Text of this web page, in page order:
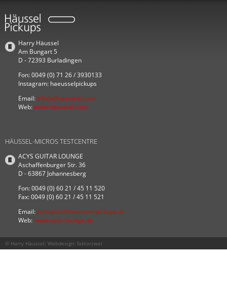
Harry Häussel
Am Bungart 5
D - 72393 Burladingen
Fon: 0049 (0) 71 26 / 3930133
Instagram: haeusselpickups
Email: info(at)haeussel.com
Web:www.haeussel.com
HÄUSSEL-MICROS TESTCENTRE
ACYS GUITAR LOUNGE
Aschaffenburger Str. 36
D - 63867 Johannesberg
Fon: 0049 (0) 60 21 / 45 11 520
Fax: 0049 (0) 60 21 / 45 11 521
Email: pickups(at)haeussel-pickups.de
Web: www.acys-lounge.de
© Harry Häussel; Webdesign: faktorzwei